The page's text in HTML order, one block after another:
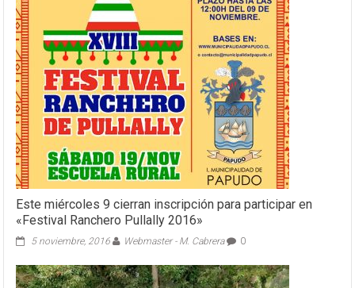
pareja
por
desvalijar
vivienda
Este miércoles 9 cierran inscripción para participar en
«Festival Ranchero Pullally 2016»
5 noviembre, 2016 Webmaster - M. Cabrera 0